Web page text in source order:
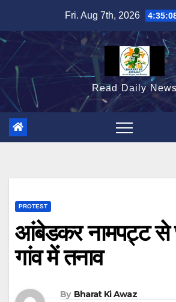
content
Fri. Aug 7th, 2026
Read Daily News
PROTEST
आंबेडकर नामपट्ट से
गांव में तनाव
By Bharat Ki Awaz